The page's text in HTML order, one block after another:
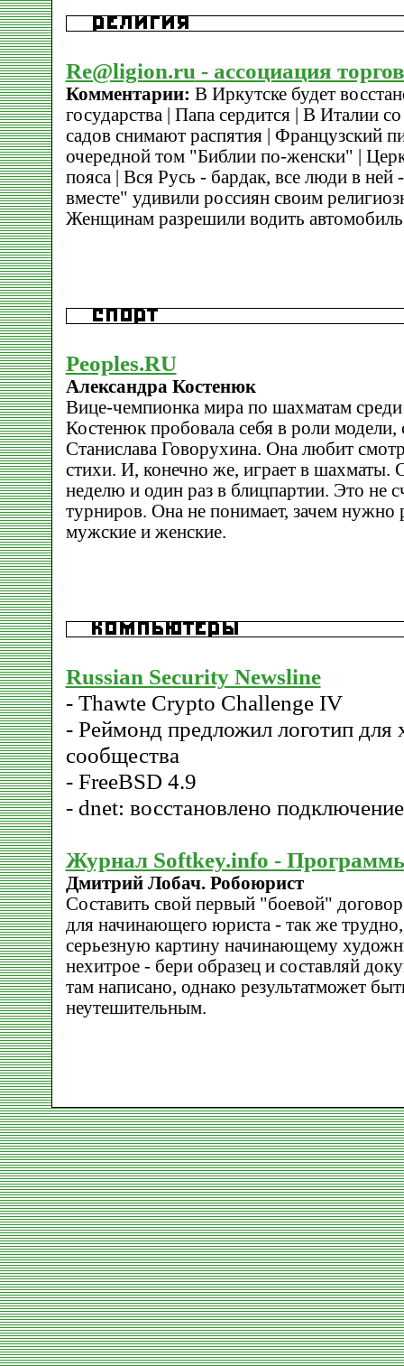
Re@ligion.ru - ассоциация
Комментарии: В Иркутске будет
государства | Папа сердится | В Италии
садов снимают распятия | Французский
очередной том "Библии по-женски" |
пояса | Вся Русь - бардак, все люди в
вместе" удивили россиян своим
Женщинам разрешили водить автомобиль
Peoples.RU
Александра Костенюк
Вице-чемпионка мира по шахматам
Костенюк пробовала себя в роли модели,
Станислава Говорухина. Она любит
стихи. И, конечно же, играет в шахматы.
неделю и один раз в блицпартии. Это не
турниров. Она не понимает, зачем нужно
мужские и женские.
Russian Security Newsline
- Thawte Crypto Challenge IV
- Реймонд предложил логотип для
сообщества
- FreeBSD 4.9
- dnet: восстановлено
Журнал Softkey.info -
Дмитрий Лобач. Робоюрист
Составить свой первый "боевой" договор
для начинающего юриста - так же
серьезную картину начинающему
нехитрое - бери образец и составляй
там написано, однако результатможет
неутешительным.